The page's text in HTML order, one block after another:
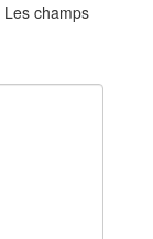
Les champs